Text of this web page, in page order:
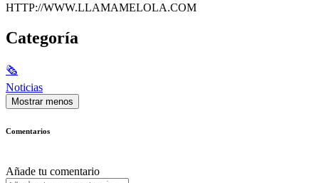
HTTP://WWW.LLAMAMELOLA.COM
Categoría
🗞
Noticias
Mostrar menos
Comentarios
Añade tu comentario